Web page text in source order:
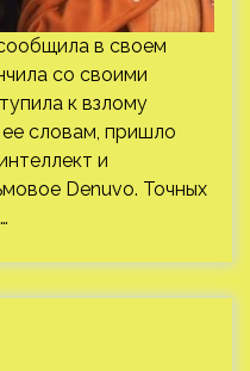
в своем
со своими
к взлому
словам, пришло
и
Denuvo. Точных